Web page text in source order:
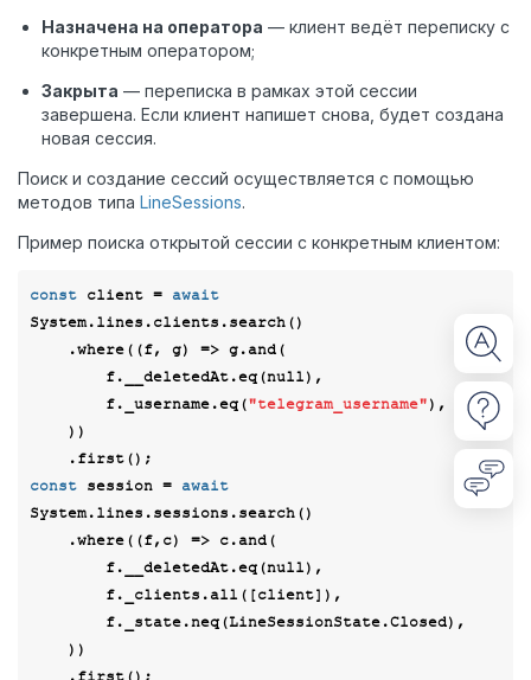
Назначена на оператора — клиент ведёт переписку с
конкретным оператором;
Закрыта — переписка в рамках этой сессии
завершена. Если клиент напишет снова, будет создана
новая сессия.
Поиск и создание сессий осуществляется с помощью
методов типа LineSessions.
Пример поиска открытой сессии с конкретным клиентом:
const client = await
System.lines.clients.search()
    .where(
(f, g) => g.and(
        f.__deletedAt.eq(
null),
        f._username.eq(
"telegram_username"),
const session = await
System.lines.sessions.search()
    .where(
(f,c) => c.and(
        f.__deletedAt.eq(
null),